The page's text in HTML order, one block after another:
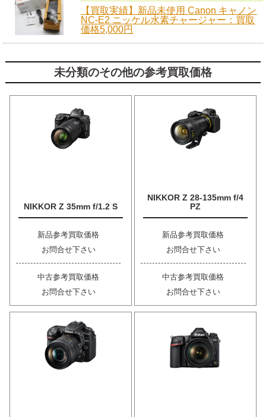
【買取実績】新品未使用 Canon キャノン
NC-E2 ニッケル水素チャージャー：買取
価格5,000円
未分類のその他の参考買取価格
NIKKOR Z 35mm f/1.2 S
新品参考買取価格
お問合せ下さい
中古参考買取価格
お問合せ下さい
NIKKOR Z 28-135mm f/4
PZ
新品参考買取価格
お問合せ下さい
中古参考買取価格
お問合せ下さい